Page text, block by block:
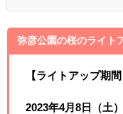
弥彦公園の桜のライト
【ライトアップ期間
2023年4月8日（土